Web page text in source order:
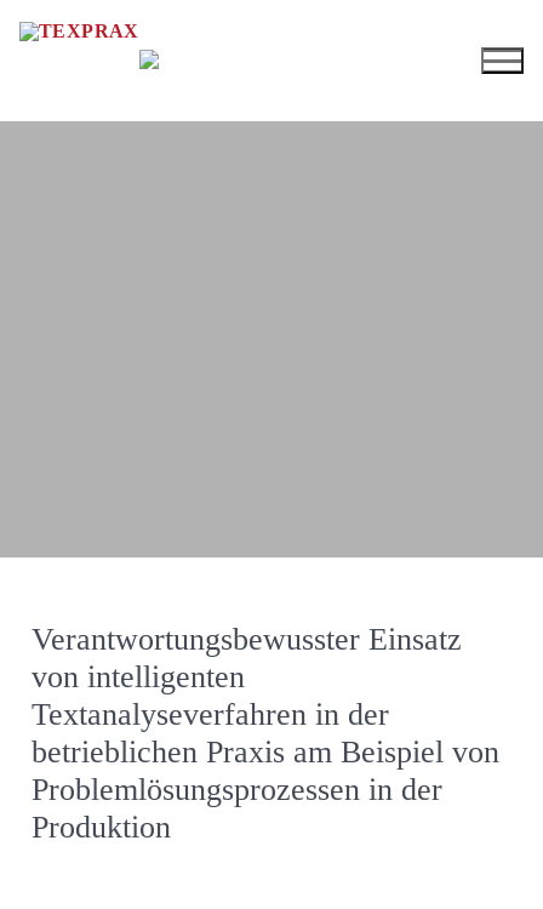
Verantwortungsbewusster Einsatz
von intelligenten
Textanalyseverfahren in der
betrieblichen Praxis am Beispiel von
Problemlösungsprozessen in der
Produktion